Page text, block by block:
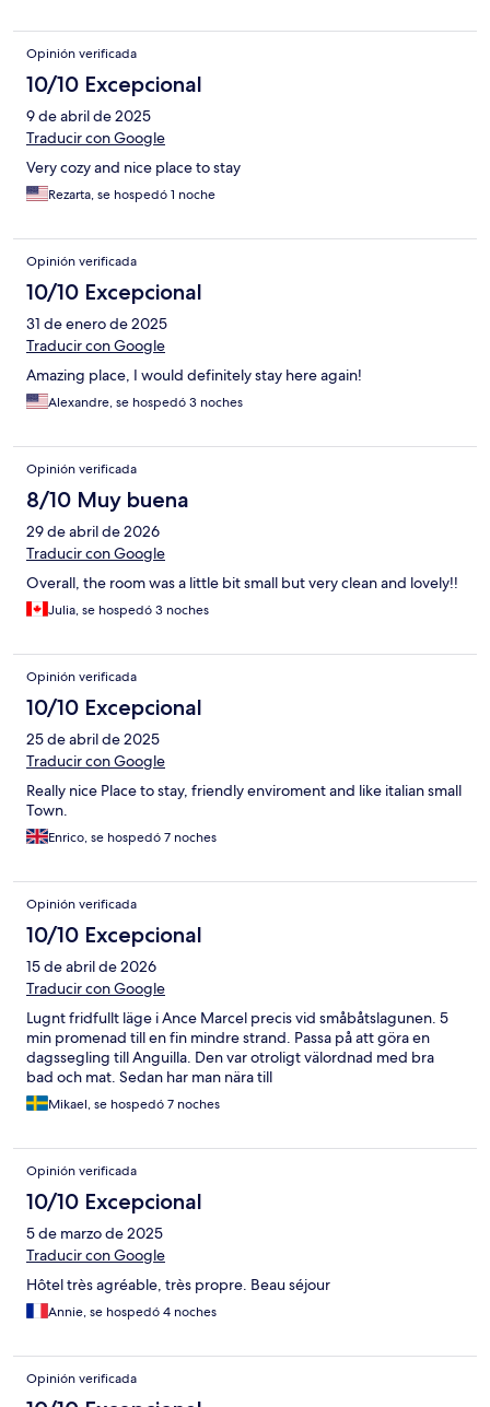
Opinión verificada
10/10 Excepcional
9 de abril de 2025
Traducir con Google
Very cozy and nice place to stay
Rezarta, se hospedó 1 noche
Opinión verificada
10/10 Excepcional
31 de enero de 2025
Traducir con Google
Amazing place, I would definitely stay here again!
Alexandre, se hospedó 3 noches
Opinión verificada
8/10 Muy buena
29 de abril de 2026
Traducir con Google
Overall, the room was a little bit small but very clean and lovely!!
Julia, se hospedó 3 noches
Opinión verificada
10/10 Excepcional
25 de abril de 2025
Traducir con Google
Really nice Place to stay, friendly enviroment and like italian small
Town.
Enrico, se hospedó 7 noches
Opinión verificada
10/10 Excepcional
15 de abril de 2026
Traducir con Google
Lugnt fridfullt läge i Ance Marcel precis vid småbåtslagunen. 5
min promenad till en fin mindre strand. Passa på att göra en
dagssegling till Anguilla. Den var otroligt välordnad med bra
bad och mat. Sedan har man nära till
Mikael, se hospedó 7 noches
Opinión verificada
10/10 Excepcional
5 de marzo de 2025
Traducir con Google
Hôtel très agréable, très propre. Beau séjour
Annie, se hospedó 4 noches
Opinión verificada